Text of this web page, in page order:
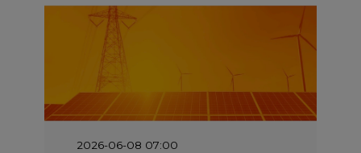
2026-06-08 07:00